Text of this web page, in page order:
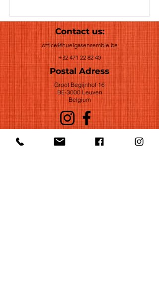
Contact us:
office@huelgasensemble.be
+32 471 22 82 40
Postal Adress
Groot Begijnhof 16
BE-3000 Leuven
Belgium
©2022 by Huelgas Ensemble